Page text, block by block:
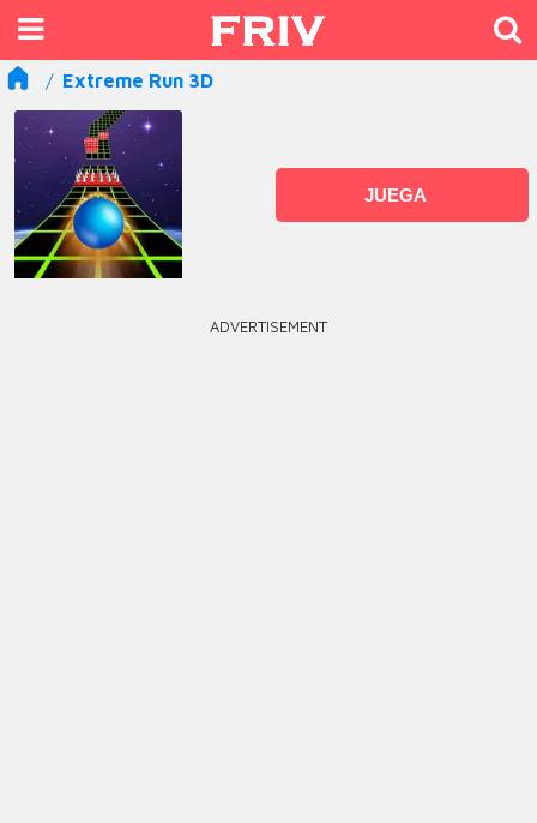
Extreme Run 3D
JUEGA
ADVERTISEMENT